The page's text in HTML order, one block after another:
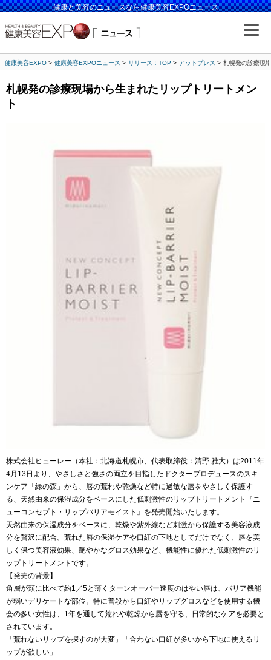
健康と美容のニュースなら健康美容EXPOニュース
健康美容EXPO 健康美容EXPOニュース リリース：TOP アットプレス 札幌発の診療現
札幌発の診療現場から生まれたリップトリートメン
ト
株式会社ヒューレー（本社：北海道札幌市、代表取締役：清野 雅大）は2011年
4月13日より、やさしさと強さの両立を目指したドクタープロデュースのスキ
ンケア「緑の森」から、唇の荒れや乾燥など特に過敏な唇をやさしく保護す
る、天然由来の保湿成分をベースにした低刺激性のリップトリートメント『ニ
ューコンセプト・リップバリアモイスト』を発売開始いたします。
天然由来の保湿成分をベースに、乾燥や紫外線など刺激から保護する美容液成
分を贅沢に配合。荒れた唇の保湿ケアや口紅の下地としてだけでなく、唇を美
しく保つ美容液効果、艶やかなグロス効果など、機能性に優れた低刺激性のリ
ップトリートメントです。
【発売の背景】
角層が頬に比べて約1／5と薄くターンオーバー速度のはやい唇は、バリア機能
が弱いデリケートな部位。特に普段から口紅やリップグロスなどを使用する機
会の多い女性は、1年を通して荒れや乾燥から唇を守る、日常的なケアを必要と
されています。
「荒れないリップを探すのが大変」「合わない口紅が多いから下地に使えるリ
ップが欲しい」